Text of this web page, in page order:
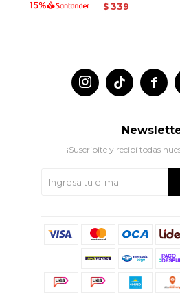
$ 339


¡Suscribite y recibí todas